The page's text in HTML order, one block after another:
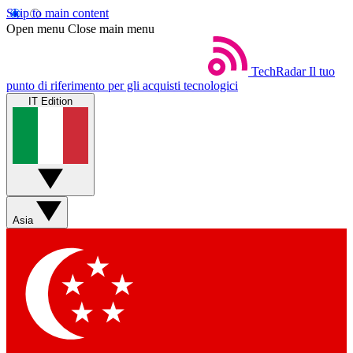
Skip to main content
Open menu Close main menu
TechRadar Il tuo
punto di riferimento per gli acquisti tecnologici
IT Edition
Asia